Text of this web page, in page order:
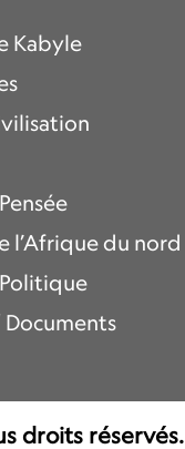
Kabyle
l’Afrique du nord
droits réservés.